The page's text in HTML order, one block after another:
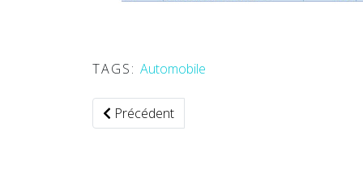
TAGS: Automobile
Article précédent : Airbus baisse les
Précédent